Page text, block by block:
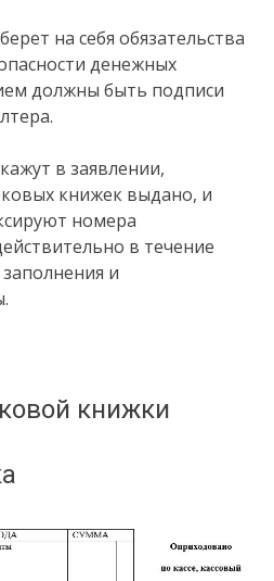
на себя обязательства
денежных
должны быть подписи
в заявлении,
книжек выдано, и
номера
в течение
и
книжки